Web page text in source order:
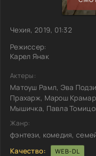
Чехия, 2019, 01:32
Режиссер:
Карел Янак
Актеры:
Матоуш Рамл, Эва
Прахарж, Марош
Мышичка, Павла
Жанр:
фэнтези, комедия,
Качество:
WEB-DL